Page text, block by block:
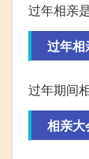
过年相亲
过年相
过年期间
相亲大